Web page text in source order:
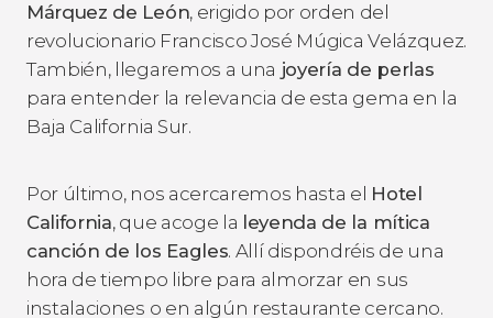
Márquez de León, erigido por orden del
revolucionario Francisco José Múgica Velázquez.
También, llegaremos a una joyería de perlas
para entender la relevancia de esta gema en la
Baja California Sur.
Por último, nos acercaremos hasta el Hotel
California, que acoge la leyenda de la mítica
canción de los Eagles. Allí dispondréis de una
hora de tiempo libre para almorzar en sus
instalaciones o en algún restaurante cercano.